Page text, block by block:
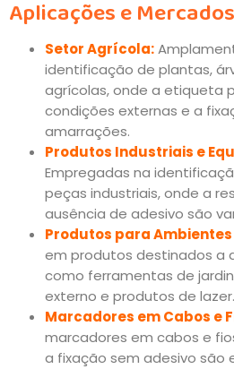
Aplicações e
Setor Agrícola:
identificação de plantas,
agrícolas, onde a etiqueta
condições externas e a
amarrações.
Produtos Industriais e
Empregadas na
peças industriais, onde a
ausência de adesivo são
Produtos para Ambientes
em produtos destinados a
como ferramentas de
externo e produtos de lazer.
Marcadores em Cabos e
marcadores em cabos e
a fixação sem adesivo são